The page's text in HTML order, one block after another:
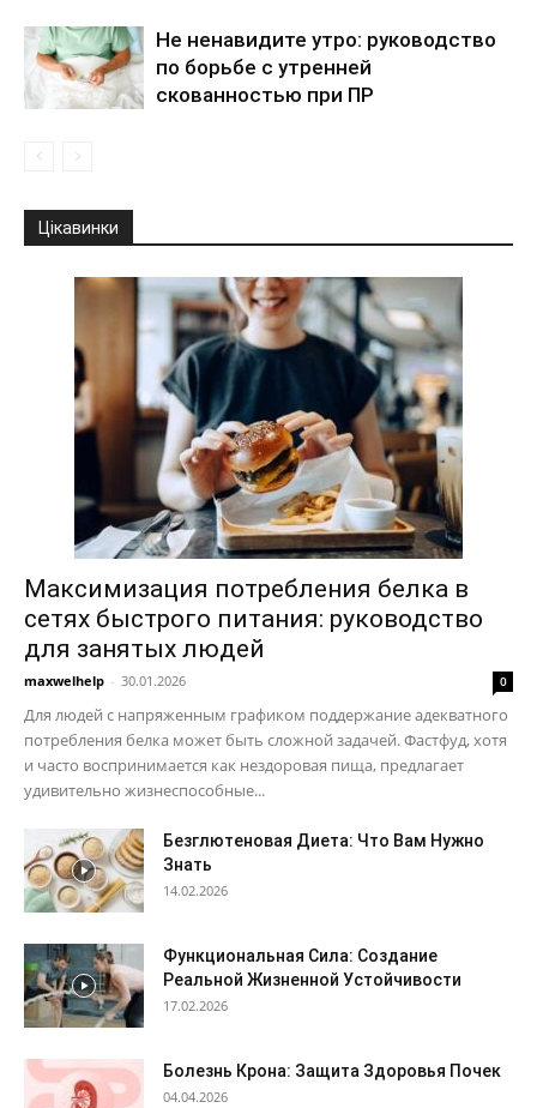
Не ненавидите утро: руководство
по борьбе с утренней
скованностью при ПР
Цікавинки
Максимизация потребления белка в
сетях быстрого питания: руководство
для занятых людей
maxwelhelp - 30.01.2026 0
Для людей с напряженным графиком поддержание адекватного
потребления белка может быть сложной задачей. Фастфуд, хотя
и часто воспринимается как нездоровая пища, предлагает
удивительно жизнеспособные...
Безглютеновая Диета: Что Вам Нужно
Знать
14.02.2026
Функциональная Сила: Создание
Реальной Жизненной Устойчивости
17.02.2026
Болезнь Крона: Защита Здоровья Почек
04.04.2026